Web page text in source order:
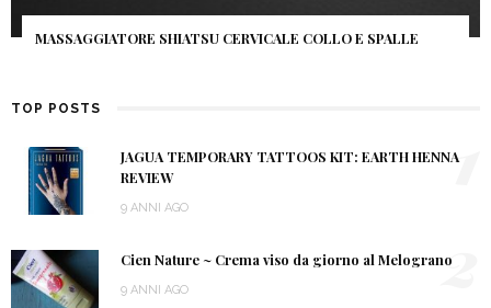
MASSAGGIATORE SHIATSU CERVICALE COLLO E SPALLE
TOP POSTS
JAGUA TEMPORARY TATTOOS KIT: EARTH HENNA
REVIEW
9 ANNI AGO
1
Cien Nature ~ Crema viso da giorno al Melograno
9 ANNI AGO 2